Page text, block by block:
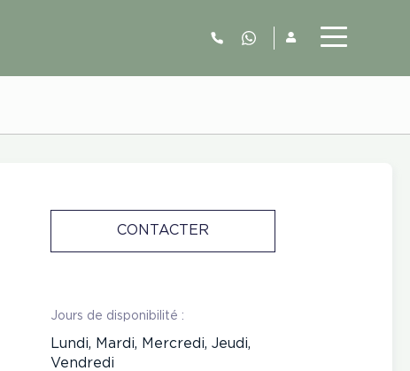
06.52.63.77.73
CONTACTER
Jours de disponibilité :
Lundi, Mardi, Mercredi, Jeudi,
Vendredi